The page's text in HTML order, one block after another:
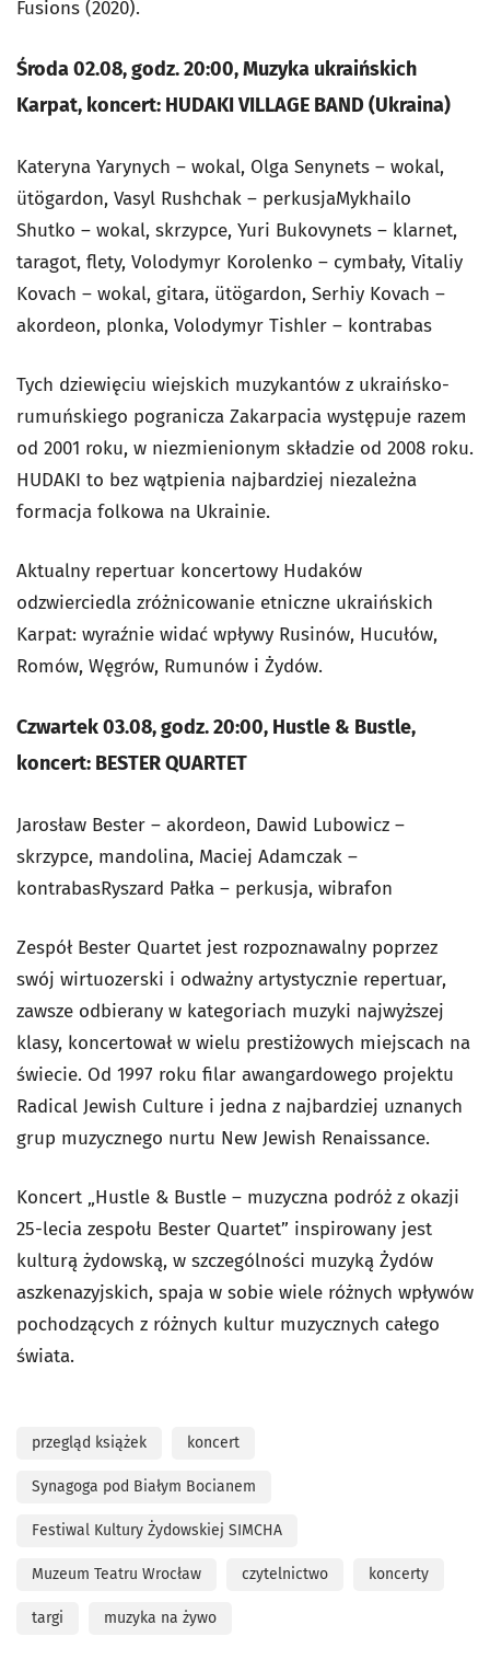
Fusions (2020).
Środa 02.08, godz. 20:00, Muzyka ukraińskich
Karpat, koncert: HUDAKI VILLAGE BAND (Ukraina)
Kateryna Yarynych – wokal, Olga Senynets – wokal,
ütögardon, Vasyl Rushchak – perkusjaMykhailo
Shutko – wokal, skrzypce, Yuri Bukovynets – klarnet,
taragot, flety, Volodymyr Korolenko – cymbały, Vitaliy
Kovach – wokal, gitara, ütögardon, Serhiy Kovach –
akordeon, plonka, Volodymyr Tishler – kontrabas
Tych dziewięciu wiejskich muzykantów z ukraińsko-
rumuńskiego pogranicza Zakarpacia występuje razem
od 2001 roku, w niezmienionym składzie od 2008 roku.
HUDAKI to bez wątpienia najbardziej niezależna
formacja folkowa na Ukrainie.
Aktualny repertuar koncertowy Hudaków
odzwierciedla zróżnicowanie etniczne ukraińskich
Karpat: wyraźnie widać wpływy Rusinów, Hucułów,
Romów, Węgrów, Rumunów i Żydów.
Czwartek 03.08, godz. 20:00, Hustle & Bustle,
koncert: BESTER QUARTET
Jarosław Bester – akordeon, Dawid Lubowicz –
skrzypce, mandolina, Maciej Adamczak –
kontrabasRyszard Pałka – perkusja, wibrafon
Zespół Bester Quartet jest rozpoznawalny poprzez
swój wirtuozerski i odważny artystycznie repertuar,
zawsze odbierany w kategoriach muzyki najwyższej
klasy, koncertował w wielu prestiżowych miejscach na
świecie. Od 1997 roku filar awangardowego projektu
Radical Jewish Culture i jedna z najbardziej uznanych
grup muzycznego nurtu New Jewish Renaissance.
Koncert „Hustle & Bustle – muzyczna podróż z okazji
25-lecia zespołu Bester Quartet” inspirowany jest
kulturą żydowską, w szczególności muzyką Żydów
aszkenazyjskich, spaja w sobie wiele różnych wpływów
pochodzących z różnych kultur muzycznych całego
świata.
przegląd książek koncert
Synagoga pod Białym Bocianem
Festiwal Kultury Żydowskiej SIMCHA
Muzeum Teatru Wrocław czytelnictwo koncerty
targi muzyka na żywo